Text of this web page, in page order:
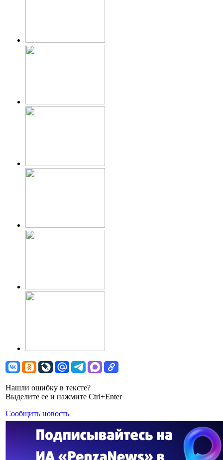
Нашли ошибку в тексте?
Выделите ее и нажмите Ctrl+Enter
Сообщить новость